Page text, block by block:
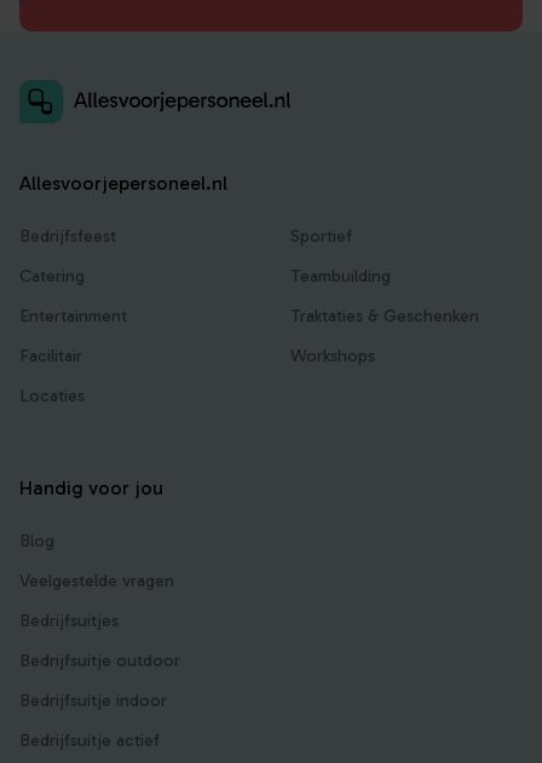
Allesvoorjepersoneel.nl
Bedrijfsfeest
Catering
Entertainment
Facilitair
Locaties
Sportief
Teambuilding
Traktaties & Geschenken
Workshops
Handig voor jou
Blog
Veelgestelde vragen
Bedrijfsuitjes
Bedrijfsuitje outdoor
Bedrijfsuitje indoor
Bedrijfsuitje actief